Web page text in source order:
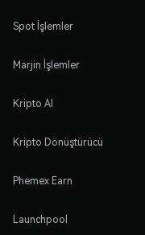
Spot İşlemler
Marjin İşlemler
Kripto Al
Kripto Dönüştürücü
Phemex Earn
Launchpool